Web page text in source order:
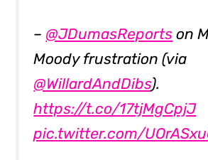
– @JDumasReports on
Moody frustration (via
@WillardAndDibs).
https://t.co/17tjMgCpjJ
pic.twitter.com/